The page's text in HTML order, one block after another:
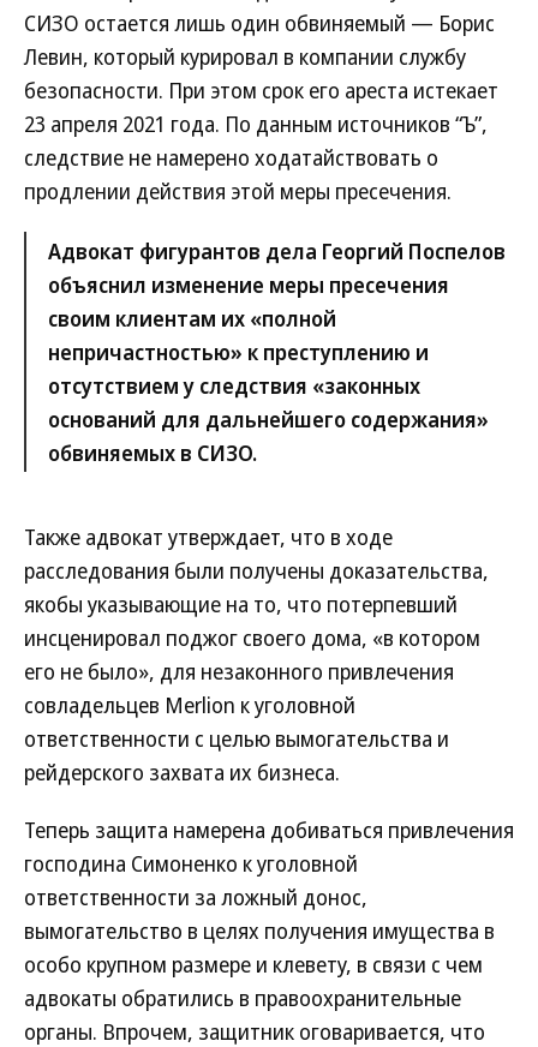
СИЗО остается лишь один обвиняемый — Борис
Левин, который курировал в компании службу
безопасности. При этом срок его ареста истекает
23 апреля 2021 года. По данным источников “Ъ”,
следствие не намерено ходатайствовать о
продлении действия этой меры пресечения.
Адвокат фигурантов дела Георгий Поспелов
объяснил изменение меры пресечения
своим клиентам их «полной
непричастностью» к преступлению и
отсутствием у следствия «законных
оснований для дальнейшего содержания»
обвиняемых в СИЗО.
Также адвокат утверждает, что в ходе
расследования были получены доказательства,
якобы указывающие на то, что потерпевший
инсценировал поджог своего дома, «в котором
его не было», для незаконного привлечения
совладельцев Merlion к уголовной
ответственности с целью вымогательства и
рейдерского захвата их бизнеса.
Теперь защита намерена добиваться привлечения
господина Симоненко к уголовной
ответственности за ложный донос,
вымогательство в целях получения имущества в
особо крупном размере и клевету, в связи с чем
адвокаты обратились в правоохранительные
органы. Впрочем, защитник оговаривается, что